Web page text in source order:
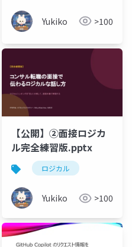
Yukiko >100
【公開】②面接ロジカ
ル完全練習版.pptx
ロジカル
Yukiko >100